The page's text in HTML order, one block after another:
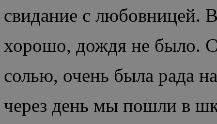
свидание с любовницей.
хорошо, дождя не было.
солью, очень была рада
через день мы пошли в